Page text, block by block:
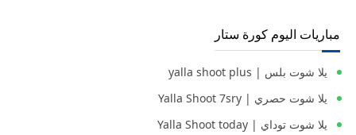
مباريات اليوم كورة ستار
يلا شوت بلس | yalla shoot plus
يلا شوت حصري | Yalla Shoot 7sry
يلا شوت توداي | Yalla Shoot today